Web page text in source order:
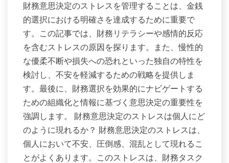
財務意思決定のストレスを管理することは、金銭
的選択における明確さを達成するために重要で
す。この記事では、財務リテラシーや感情的反応
を含むストレスの原因を探ります。また、慢性的
な優柔不断や損失への恐れといった独自の特性を
検討し、不安を軽減するための戦略を提供しま
す。最後に、財務選択を効果的にナビゲートする
ための組織化と情報に基づく意思決定の重要性を
強調します。 財務意思決定のストレスは個人にど
のように現れるか？ 財務意思決定のストレスは、
個人において不安、圧倒感、混乱として現れるこ
とがよくあります。このストレスは、財務タスク